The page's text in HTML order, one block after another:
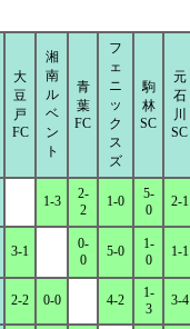
大
豆
戸
FC
湘
南
ル
ベ
ン
ト
青
葉
FC
フ
ェ
ニ
ッ
ク
ス
ズ
駒
林
SC
元
石
川
SC
1-3
2-
2
1-0
5-
0
2-1
3-1
0-
0
5-0
1-
0
1-1
2-2 0-0 4-2
1-
3
3-4